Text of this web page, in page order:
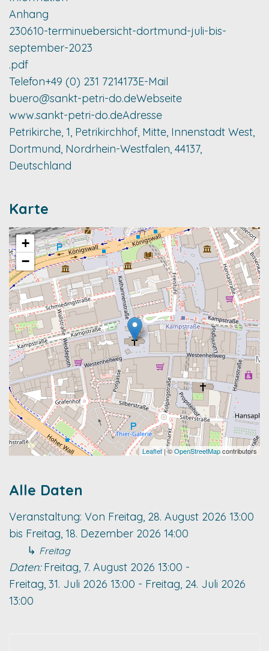
Anhang
230610-terminuebersicht-dortmund-juli-bis-
september-2023
.pdf
Telefon+49 (0) 231 7214173E-Mail
buero@sankt-petri-do.deWebseite
www.sankt-petri-do.deAdresse
Petrikirche, 1, Petrikirchhof, Mitte, Innenstadt West,
Dortmund, Nordrhein-Westfalen, 44137,
Deutschland
Karte
+
−
Leaflet| ©OpenStreetMapcontributors
Alle Daten
Veranstaltung: Von Freitag, 28. August 2026 13:00
bis Freitag, 18. Dezember 2026 14:00
↳ Freitag
Daten:Freitag, 7. August 2026 13:00 -
Freitag, 31. Juli 2026 13:00 - Freitag, 24. Juli 2026
13:00